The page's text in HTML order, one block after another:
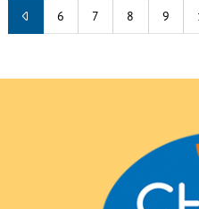
6 7 8 9